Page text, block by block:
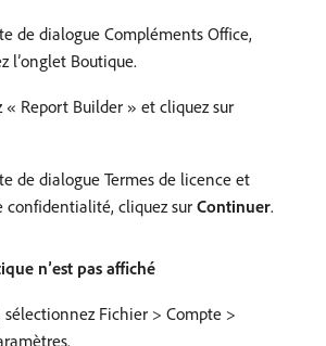
de dialogue Compléments Office,
lʼonglet Boutique.
« Report Builder » et cliquez sur
de dialogue Termes de licence et
confidentialité, cliquez sur Continuer.
nʼest pas affiché
sélectionnez Fichier > Compte >